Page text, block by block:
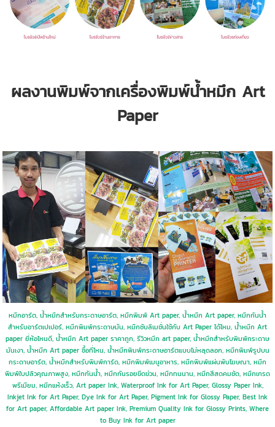
ผลงานพิมพ์จากเครื่องพิมพ์น้ำหมึก Art
Paper
หมึกอาร์ต, น้ำหมึกสำหรับกระดาษอาร์ต, หมึกพิมพ์ Art paper, น้ำหมึก Art paper, หมึกกันน้ำ
สำหรับอาร์ตเปเปอร์, หมึกพิมพ์กระดาษมัน, หมึกซับลิเมชั่นใช้กับ Art Paper ได้ไหม, น้ำหมึก Art
paper ยี่ห้อไหนดี, น้ำหมึก Art paper ราคาถูก, รีวิวหมึก art paper, น้ำหมึกสำหรับพิมพ์กระดาษ
มันเงา, น้ำหมึก Art paper ซื้อที่ไหน, น้ำหมึกพิมพ์กระดาษอาร์ตแบบไม่หลุดลอก, หมึกพิมพ์รูปบน
กระดาษอาร์ต, น้ำหมึกสำหรับพิมพ์การ์ด, หมึกพิมพ์เมนูอาหาร, หมึกพิมพ์แผ่นพับโฆษณา, หมึก
พิมพ์ใบปลิวคุณภาพสูง, หมึกกันน้ำ, หมึกกันรอยขีดข่วน, หมึกทนนาน, หมึกสีสดคมชัด, หมึกเกรด
พรีเมียม, หมึกแห้งเร็ว, Art paper Ink, Waterproof Ink for Art Paper, Glossy Paper Ink,
Inkjet Ink for Art Paper, Dye Ink for Art Paper, Pigment Ink for Glossy Paper, Best Ink
for Art paper, Affordable Art paper Ink, Premium Quality Ink for Glossy Prints, Where
to Buy Ink for Art paper